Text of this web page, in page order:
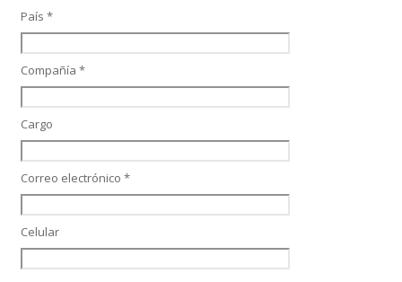
Control, Riesgo y Cumplimiento
Soluciones de Despliegue Ágil
Optimización de Ambientes de Sistema
Servicios de Desarrollo Ágil de Aplicaciones
País *
Compañía *
Cargo
Correo electrónico *
Celular